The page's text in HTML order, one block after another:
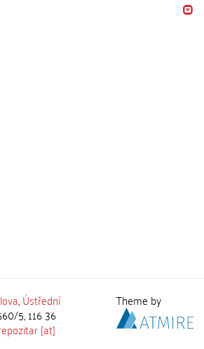
,Ústřední
5, 116 36
[at]
Theme by